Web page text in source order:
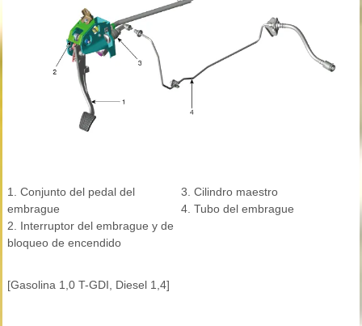
1. Conjunto del pedal del
embrague
2. Interruptor del embrague y de
bloqueo de encendido
3. Cilindro maestro
4. Tubo del embrague
[Gasolina 1,0 T-GDI, Diesel 1,4]